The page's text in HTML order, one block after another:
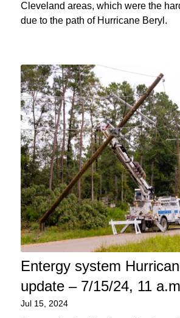
Cleveland areas, which were the
due to the path of Hurricane Beryl.
Entergy system
update – 7/15/24, 11
Jul 15, 2024